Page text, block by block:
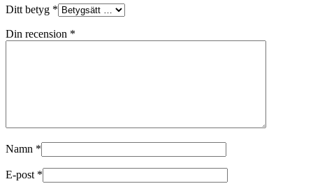
Ditt betyg *
Din recension *
Namn *
E-post *